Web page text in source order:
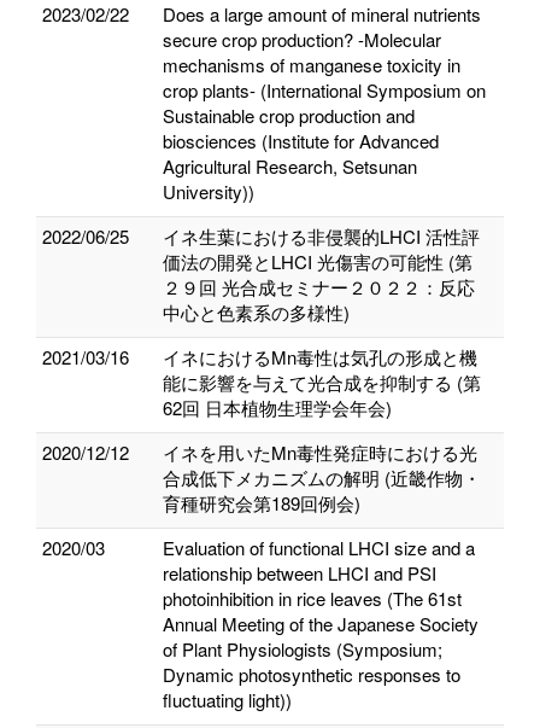
2023/02/22
Does a large amount of mineral nutrients
secure crop production? -Molecular
mechanisms of manganese toxicity in
crop plants- (International Symposium on
Sustainable crop production and
biosciences (Institute for Advanced
Agricultural Research, Setsunan
University))
2022/06/25
イネ生葉における非侵襲的LHCI 活性評
価法の開発とLHCI 光傷害の可能性 (第
２９回 光合成セミナー２０２２：反応
中心と色素系の多様性)
2021/03/16
イネにおけるMn毒性は気孔の形成と機
能に影響を与えて光合成を抑制する (第
62回 日本植物生理学会年会)
2020/12/12
イネを用いたMn毒性発症時における光
合成低下メカニズムの解明 (近畿作物・
育種研究会第189回例会)
2020/03
Evaluation of functional LHCI size and a
relationship between LHCI and PSI
photoinhibition in rice leaves (The 61st
Annual Meeting of the Japanese Society
of Plant Physiologists (Symposium;
Dynamic photosynthetic responses to
fluctuating light))